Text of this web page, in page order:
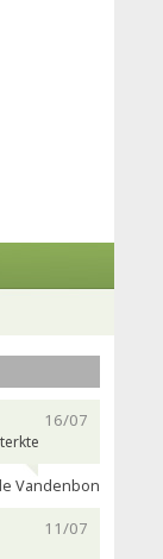
16/07
Vandenbon
11/07